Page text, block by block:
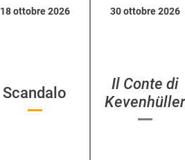
18 ottobre 2026
Scandalo
30 ottobre 2026
Il Conte di
Kevenhüller